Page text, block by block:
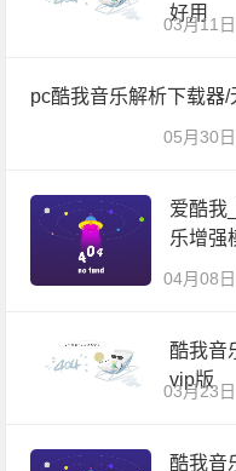
好用
03月11日
pc酷我音乐解析下载器
05月30日
爱酷我
乐增强
04月08日
酷我音
vip版
03月23日
酷我音